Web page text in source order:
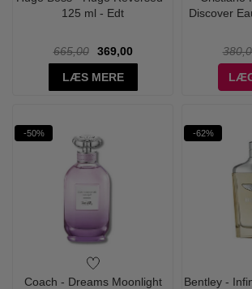
125 ml - Edt
665,00
369,00
LÆS MERE
Discover
-50%
Coach - Dreams Moonlight
-62%
Bentley -